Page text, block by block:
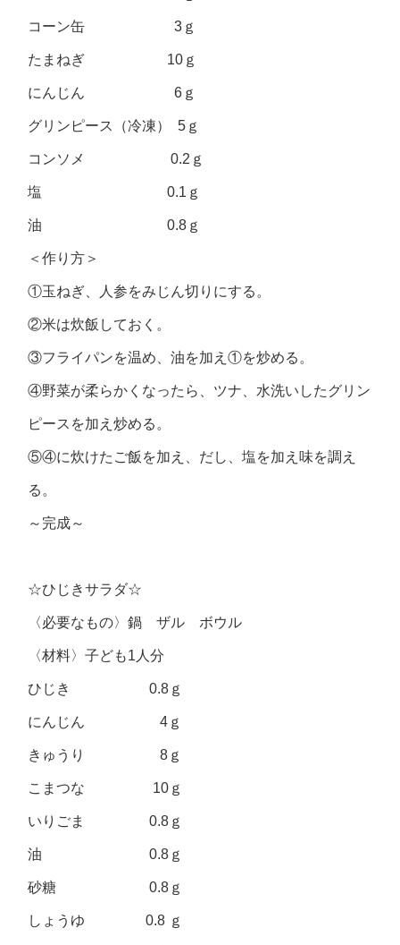
コーン缶 3ｇ
たまねぎ 10ｇ
にんじん 6ｇ
グリンピース（冷凍） 5ｇ
コンソメ 0.2ｇ
塩 0.1ｇ
油 0.8ｇ
＜作り方＞
①玉ねぎ、人参をみじん切りにする。
②米は炊飯しておく。
③フライパンを温め、油を加え①を炒める。
④野菜が柔らかくなったら、ツナ、水洗いしたグリン
ピースを加え炒める。
⑤④に炊けたご飯を加え、だし、塩を加え味を調え
る。
～完成～
☆ひじきサラダ☆
〈必要なもの〉鍋 ザル ボウル
〈材料〉子ども1人分
ひじき 0.8ｇ
にんじん 4ｇ
きゅうり 8ｇ
こまつな 10ｇ
いりごま 0.8ｇ
油 0.8ｇ
砂糖 0.8ｇ
しょうゆ 0.8 ｇ